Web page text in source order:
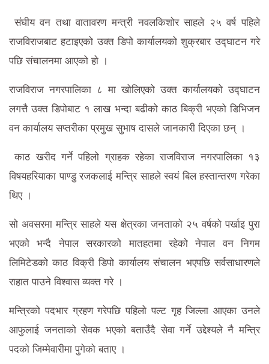
संघीय वन तथा वातावरण मन्त्री नवलकिशोर साहले २५ वर्ष पहिले
राजविराजबाट हटाइएको उक्त डिपो कार्यालयको शुक्रबार उद्घाटन गरे
पछि संचालनमा आएको हाे ।
राजविराज नगरपालिका ८ मा खोलिएको उक्त कार्यालयको उद्घाटन
लगत्तै उक्त डिपोबाट १ लाख भन्दा बढीको काठ बिक्री भएको डिभिजन
वन कार्यालय सप्तरीका प्रमुख सुभाष दासले जानकारी दिएका छन् ।
काठ खरीद गर्ने पहिलो ग्राहक रहेका राजविराज नगरपालिका १३
विषयहरियाका पाण्डु रजकलाई मन्त्रि साहले स्वयं बिल हस्तान्तरण गरेका
थिए ।
सो अवसरमा मन्त्रि साहले यस क्षेत्रका जनताको २५ वर्षको पर्खाइ पुरा
भएको भन्दै नेपाल सरकारको मातहतमा रहेको नेपाल वन निगम
लिमिटेडको काठ विक्री डिपो कार्यालय संचालन भएपछि सर्वसाधारणले
राहात पाउने विश्वास व्यक्त गरे ।
मन्त्रिको पदभार ग्रहण गरेपछि पहिलो पल्ट गृह जिल्ला आएका उनले
आफुलाई जनताको सेवक भएको बताउँदै सेवा गर्ने उद्देश्यले नै मन्त्रि
पदको जिम्मेवारीमा पुगेको बताए ।